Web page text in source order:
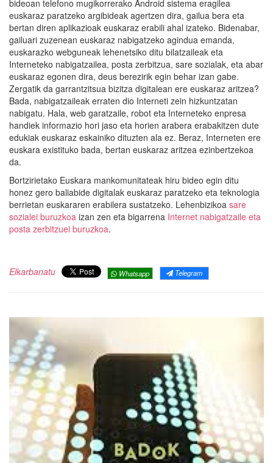
bideoan telefono mugikorrerako Android sistema eragilea
euskaraz paratzeko argibideak agertzen dira, gailua bera eta
bertan diren aplikazioak euskaraz erabili ahal izateko. Bidenabar,
gailuari zuzenean euskaraz nabigatzeko agindua emanda,
euskarazko webguneak lehenetsiko ditu bilatzaileak eta
Interneteko nabigatzailea, posta zerbitzua, sare sozialak, eta abar
euskaraz egonen dira, deus berezirik egin behar izan gabe.
Zergatik da garrantzitsua bizitza digitalean ere euskaraz aritzea?
Bada, nabigatzaileak erraten dio Interneti zein hizkuntzatan
nabigatu. Hala, web garatzaile, robot eta Interneteko enpresa
handiek informazio hori jaso eta horien arabera erabakitzen dute
edukiak euskaraz eskainiko dituzten ala ez. Beraz, Interneten ere
euskara existituko bada, bertan euskaraz aritzea ezinbertzekoa
da.
Bortzirietako Euskara mankomunitateak hiru bideo egin ditu
honez gero baliabide digitalak euskaraz paratzeko eta teknologia
berrietan euskararen erabilera sustatzeko. Lehenbizikoa sare
sozialei buruzkoa izan zen eta bigarrena Internet nabigatzaile eta
posta zerbitzuei buruzkoa.
Elkarbanatu Whatsapp Telegram